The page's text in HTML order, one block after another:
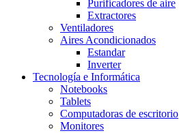
Purificadores de aire
Extractores
Ventiladores
Aires Acondicionados
Estandar
Inverter
Tecnología e Informática
Notebooks
Tablets
Computadoras de escritorio
Monitores